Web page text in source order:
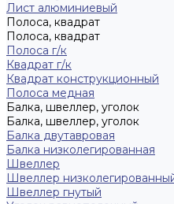
Лист алюминиевый
Полоса, квадрат
Полоса, квадрат
Полоса г/к
Квадрат г/к
Квадрат конструкционный
Полоса медная
Балка, швеллер, уголок
Балка, швеллер, уголок
Балка двутавровая
Балка низколегированная
Швеллер
Швеллер
Швеллер гнутый